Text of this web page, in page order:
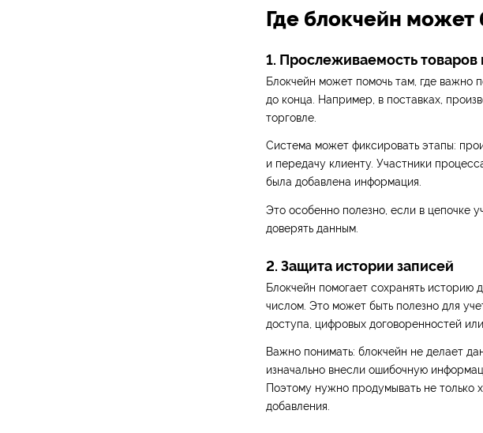
Где блокчейн может
1. Прослеживаемость товаров
Блокчейн может помочь там, где важно
до конца. Например, в поставках,
торговле.
Система может фиксировать этапы:
и передачу клиенту. Участники
была добавлена информация.
Это особенно полезно, если в цепочке
доверять данным.
2. Защита истории записей
Блокчейн помогает сохранять историю
числом. Это может быть полезно для
доступа, цифровых договоренностей
Важно понимать: блокчейн не делает
изначально внесли ошибочную
Поэтому нужно продумывать не только
добавления.